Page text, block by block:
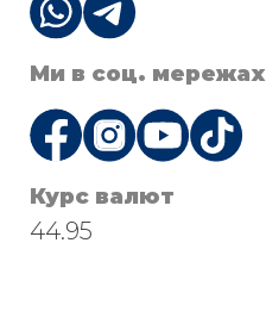
Ми в соц. мережах
Курс валют
44.95